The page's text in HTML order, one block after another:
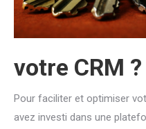
votre CRM ?
Pour faciliter et optimiser
avez investi dans une